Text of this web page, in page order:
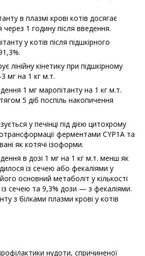
в плазмі крові котів досягає
через 1 годину після введення.
у котів після підшкірного
лінійну кінетику при підшкірному
мг на 1 кг м.т.
1 мг маропітанту на 1 кг м.т.
5 діб поспіль накопичення
у печінці під дією цитохрому
ферментами CYP1A та
як котячі ізоформи.
в дозі 1 мг на 1 кг м.т. менш як
із сечею або фекаліями у
основний метаболіт у кількості
із сечею та 9,3% дози — з фекаліями.
з білками плазми крові у котів
нудоти, спричиненої